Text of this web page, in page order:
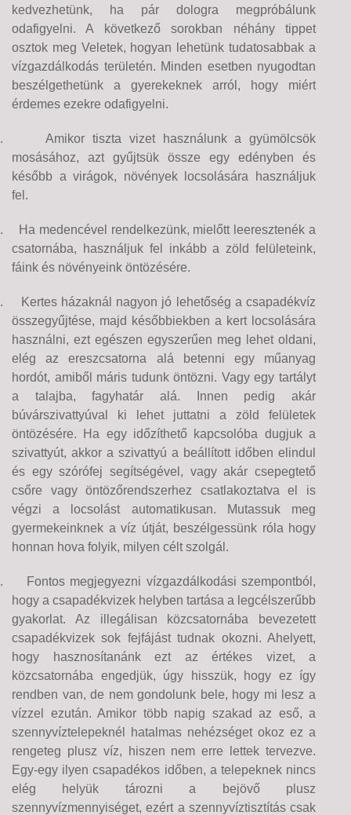
kedvezhetünk, ha pár dologra megpróbálunk
odafigyelni. A következő sorokban néhány tippet
osztok meg Veletek, hogyan lehetünk tudatosabbak a
vízgazdálkodás területén. Minden esetben nyugodtan
beszélgethetünk a gyerekeknek arról, hogy miért
érdemes ezekre odafigyelni.
Amikor tiszta vizet használunk a gyümölcsök
mosásához, azt gyűjtsük össze egy edényben és
később a virágok, növények locsolására használjuk
fel.
Ha medencével rendelkezünk, mielőtt leeresztenék a
csatornába, használjuk fel inkább a zöld felületeink,
fáink és növényeink öntözésére.
Kertes házaknál nagyon jó lehetőség a csapadékvíz
összegyűjtése, majd későbbiekben a kert locsolására
használni, ezt egészen egyszerűen meg lehet oldani,
elég az ereszcsatorna alá betenni egy műanyag
hordót, amiből máris tudunk öntözni. Vagy egy tartályt
a talajba, fagyhatár alá. Innen pedig akár
búvárszivattyúval ki lehet juttatni a zöld felületek
öntözésére. Ha egy időzíthető kapcsolóba dugjuk a
szivattyút, akkor a szivattyú a beállított időben elindul
és egy szórófej segítségével, vagy akár csepegtető
csőre vagy öntözőrendszerhez csatlakoztatva el is
végzi a locsolást automatikusan. Mutassuk meg
gyermekeinknek a víz útját, beszélgessünk róla hogy
honnan hova folyik, milyen célt szolgál.
Fontos megjegyezni vízgazdálkodási szempontból,
hogy a csapadékvizek helyben tartása a legcélszerűbb
gyakorlat. Az illegálisan közcsatornába bevezetett
csapadékvizek sok fejfájást tudnak okozni. Ahelyett,
hogy hasznosítanánk ezt az értékes vizet, a
közcsatornába engedjük, úgy hisszük, hogy ez így
rendben van, de nem gondolunk bele, hogy mi lesz a
vízzel ezután. Amikor több napig szakad az eső, a
szennyvíztelepeknél hatalmas nehézséget okoz ez a
rengeteg plusz víz, hiszen nem erre lettek tervezve.
Egy-egy ilyen csapadékos időben, a telepeknek nincs
elég helyük tározni a bejövő plusz
szennyvízmennyiséget, ezért a szennyvíztisztítás csak